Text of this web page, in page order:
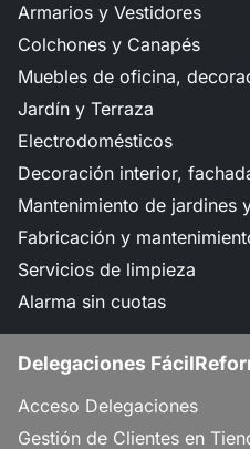
Armarios y Vestidores
Colchones y Canapés
Muebles de oficina,
Jardín y Terraza
Electrodomésticos
Decoración interior,
Mantenimiento de jardines
Fabricación y
Servicios de limpieza
Alarma sin cuotas
Delegaciones
Acceso Delegaciones
Gestión de Clientes en